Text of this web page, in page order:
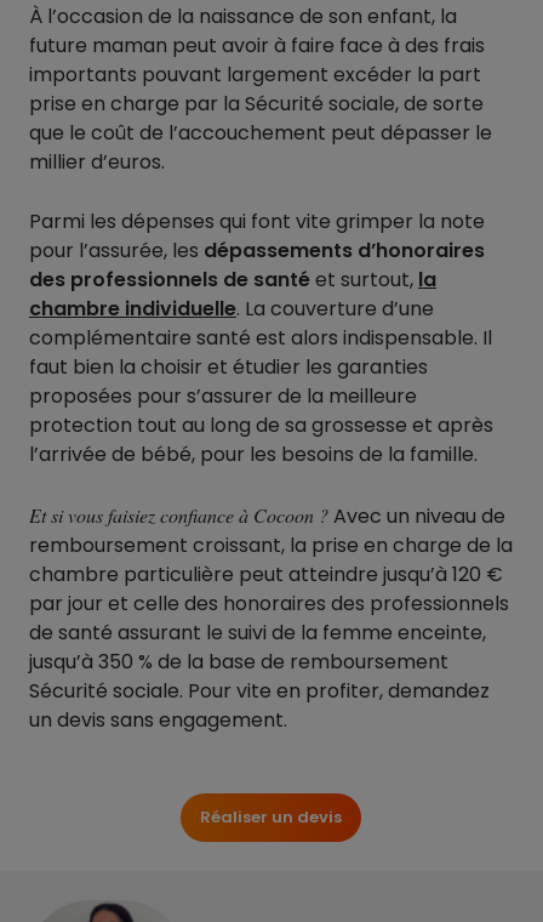
À l’occasion de la naissance de son enfant, la
future maman peut avoir à faire face à des frais
importants pouvant largement excéder la part
prise en charge par la Sécurité sociale, de sorte
que le coût de l’accouchement peut dépasser le
millier d’euros.
Parmi les dépenses qui font vite grimper la note
pour l’assurée, les dépassements d’honoraires
des professionnels de santéet surtout, la
chambre individuelle. La couverture d’une
complémentaire santé est alors indispensable. Il
faut bien la choisir et étudier les garanties
proposées pour s’assurer de la meilleure
protection tout au long de sa grossesse et après
l’arrivée de bébé, pour les besoins de la famille.
Et si vous faisiez confiance à Cocoon ?Avec un niveau de
remboursement croissant, la prise en charge de la
chambre particulière peut atteindre jusqu’à 120 €
par jour et celle des honoraires des professionnels
de santé assurant le suivi de la femme enceinte,
jusqu’à 350 % de la base de remboursement
Sécurité sociale. Pour vite en profiter, demandez
un devis sans engagement.
Réaliser un devis